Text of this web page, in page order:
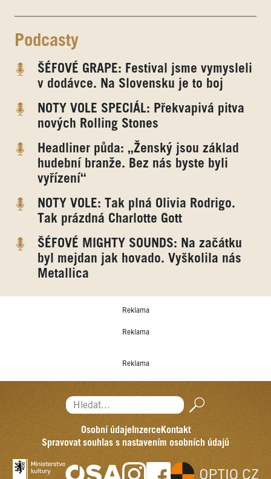
Podcasty
ŠÉFOVÉ GRAPE: Festival jsme vymysleli
v dodávce. Na Slovensku je to boj
NOTY VOLE SPECIÁL: Překvapivá pitva
nových Rolling Stones
Headliner půda: „Ženský jsou základ
hudební branže. Bez nás byste byli
vyřízení“
NOTY VOLE: Tak plná Olivia Rodrigo.
Tak prázdná Charlotte Gott
ŠÉFOVÉ MIGHTY SOUNDS: Na začátku
byl mejdan jak hovado. Vyškolila nás
Metallica
Reklama
Reklama
Reklama
Hledat...
Osobní údajeInzerceKontakt
Spravovat souhlas s nastavením osobních údajů